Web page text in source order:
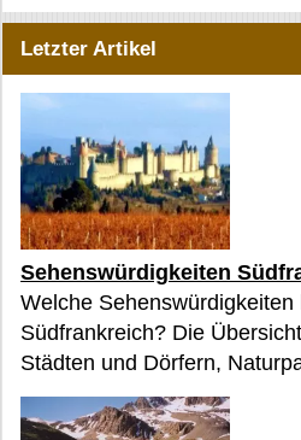
Letzter Artikel
Sehenswürdigkeiten
Welche Sehenswürdigkeiten
Südfrankreich? Die
Städten und Dörfern,